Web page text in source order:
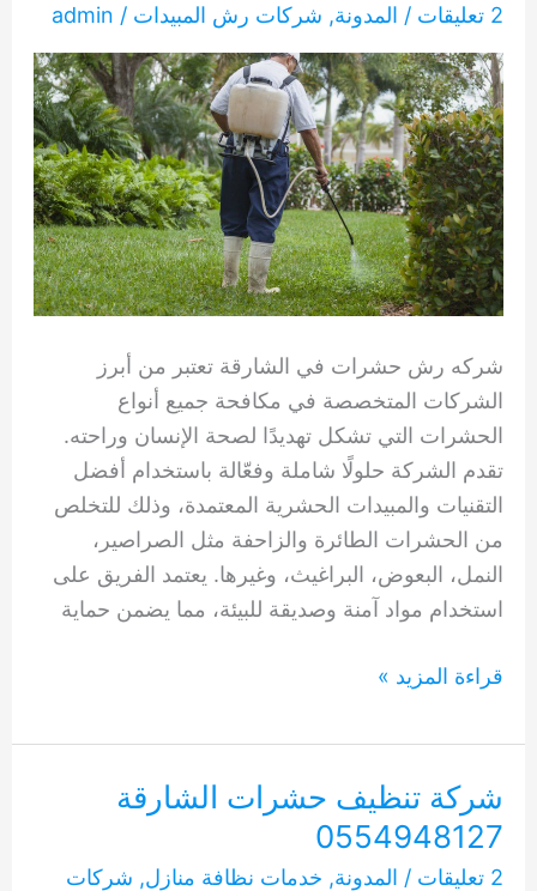
2 تعليقات / المدونة, شركات رش المبيدات /
admin
شركه رش حشرات في الشارقة تعتبر من أبرز
الشركات المتخصصة في مكافحة جميع أنواع
الحشرات التي تشكل تهديدًا لصحة الإنسان وراحته.
تقدم الشركة حلولًا شاملة وفعّالة باستخدام أفضل
التقنيات والمبيدات الحشرية المعتمدة، وذلك للتخلص
من الحشرات الطائرة والزاحفة مثل الصراصير،
النمل، البعوض، البراغيث، وغيرها. يعتمد الفريق على
استخدام مواد آمنة وصديقة للبيئة، مما يضمن حماية
شركه
حشرات
الشارقة
0554948127
قراءة المزيد »
شركة تنظيف حشرات الشارقة
0554948127
2 تعليقات / المدونة, خدمات نظافة منازل, شركات